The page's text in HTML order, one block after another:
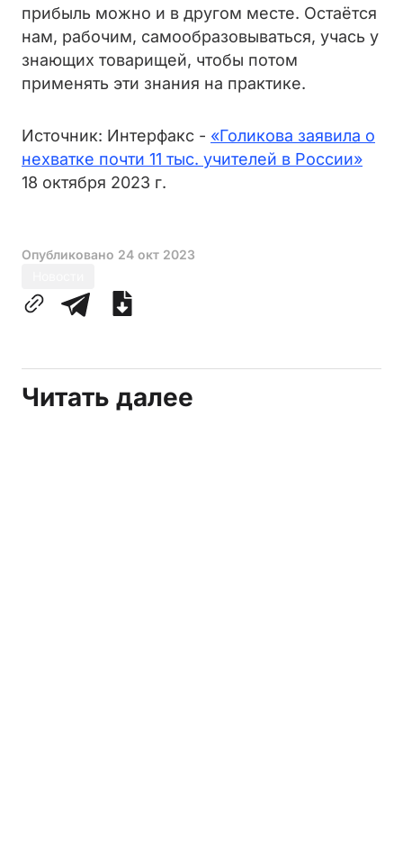
прибыль можно и в другом месте. Остаётся
нам, рабочим, самообразовываться, учась у
знающих товарищей, чтобы потом
применять эти знания на практике.
Источник: Интерфакс - «Голикова заявила о
нехватке почти 11 тыс. учителей в России»
18 октября 2023 г.
Опубликовано 24 окт 2023
Читать далее